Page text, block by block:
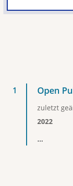
Open
zuletzt
2022
...